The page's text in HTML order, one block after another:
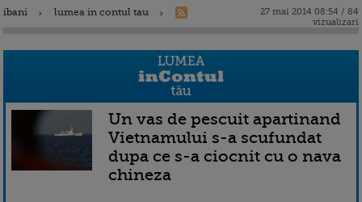
ibani lumea in contul tau
27 mai 2014 08:54 / 84
vizualizari
Un vas de pescuit apartinand
Vietnamului s-a scufundat
dupa ce s-a ciocnit cu o nava
chineza